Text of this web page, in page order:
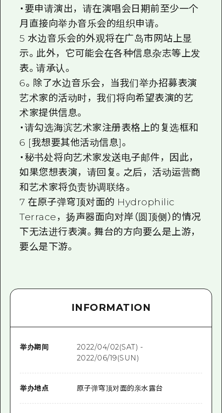
・要申请演出，请在演唱会日期前至少一个
月直接向举办音乐会的组织申请。
5 水边音乐会的外观将在广岛市网站上显
示。此外，它可能会在各种信息杂志等上发
表。请承认。
6。除了水边音乐会，当我们举办招募表演
艺术家的活动时，我们将向希望表演的艺
术家提供信息。
・请勾选海滨艺术家注册表格上的复选框和
6 [我想要其他活动信息]。
・秘书处将向艺术家发送电子邮件，因此，
如果您想表演，请回复。之后，活动运营商
和艺术家将负责协调联络。
7 在原子弹穹顶对面的 Hydrophilic
Terrace，扬声器面向对岸（圆顶侧）的情况
下无法进行表演。舞台的方向要么是上游，
要么是下游。
INFORMATION
举办期间
2022/04/02(SAT) -
2022/06/19(SUN)
举办地点 原子弹穹顶对面的亲水露台